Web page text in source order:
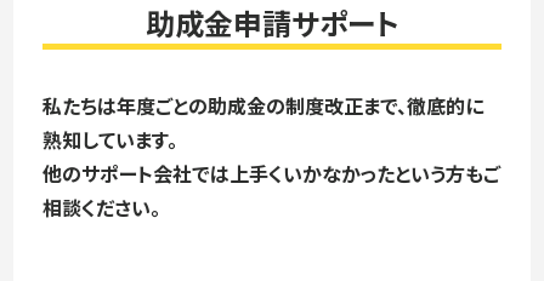
助成金申請サポート
私たちは年度ごとの助成金の制度改正まで、徹底的に
熟知しています。
他のサポート会社では上手くいかなかったという方もご
相談ください。